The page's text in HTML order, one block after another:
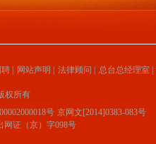
聘 网站声明 法律顾问 总台总经理室
权所有
号 京网文[2014]0383-083号
网证（京）字098号